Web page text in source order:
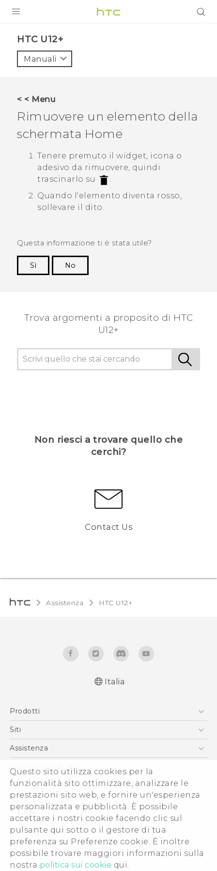
Questo sito utilizza cookies per la
funzionalità sito ottimizzare, analizzare le
prestazioni sito web, e fornire un'esperienza
personalizzata e pubblicità. È possibile
accettare i nostri cookie facendo clic sul
pulsante qui sotto o il gestore di tua
preferenza su Preferenze cookie. È inoltre
possibile trovare maggiori informazioni sulla
nostra politica sui cookie qui.
VIVE
VIVERSE
ASSISTENZA
Accessori e dispositivi HTC
HTC U12+‎
Manuali
< < Menu
Rimuovere un elemento della
schermata Home
Tenere premuto il widget, icona o
adesivo da rimuovere, quindi
trascinarlo su
.
Quando l'elemento diventa rosso,
sollevare il dito.
Questa informazione ti è stata utile?
Sì
No
Trova argomenti a proposito di HTC
U12+
Non riesci a trovare quello che
cerchi?
Contact Us
Assistenza HTC U12+‎
Italiano - Guida sulla sicurezza e sulla
English - User manual
English - Safety and regulatory guide
Italia
Prodotti
Smartphone
Vive
Accessori
Siti
HTC VIVE
Assistenza
Ecommerce Assistenza
Informazioni su HTC
ESG
Uffici Commerciali
Investitori (Inglese)
Cookie Preferences
Lavora con noi
Security and Privacy Whitepaper
© 2011-2026 HTC Corporation
Termini legali